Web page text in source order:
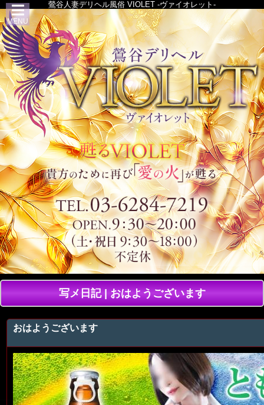
鶯谷人妻デリヘル風俗 VIOLET -ヴァイオレット-
写メ日記 | おはようございます
おはようございます
MENU